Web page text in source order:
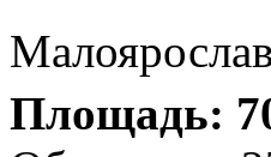
Площадь: